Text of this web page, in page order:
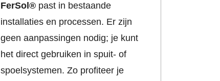
FerSol® past in bestaande
installaties en processen. Er zijn
geen aanpassingen nodig; je kunt
het direct gebruiken in spuit- of
spoelsystemen. Zo profiteer je